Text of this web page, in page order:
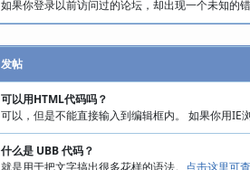
如果你登录以前访问过的论坛，却出现一个未知的
发帖
可以用HTML代码吗？
可以，但是不能直接输入到编辑框内。 如果你用IE
什么是 UBB 代码？
就是用于把文字搞出很多花样的语法。
点击这里可